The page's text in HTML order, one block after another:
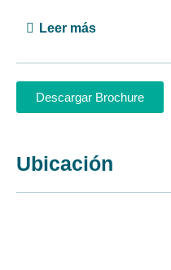
Leer más
Descargar Brochure
Ubicación